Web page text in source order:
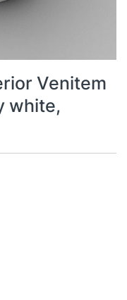
Venitem
white,